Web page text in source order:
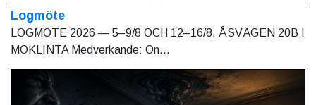
Logmöte
LOGMÖTE 2026 — 5–9/8 OCH 12–16/8, ÅSVÄGEN 20B I
MÖKLINTA Medverkande: On...